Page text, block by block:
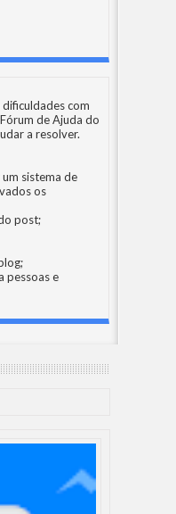
com
Fórum de Ajuda do
a resolver.
sistema de
os
post;
pessoas e